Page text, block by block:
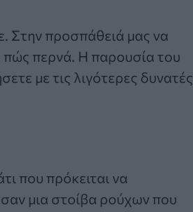
Στην προσπάθειά μας να
πώς περνά. Η παρουσία του
με τις λιγότερες δυνατές
που πρόκειται να
μια στοίβα ρούχων που